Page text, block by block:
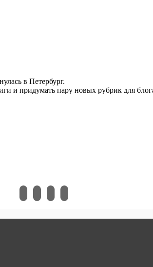
в Петербург.
и придумать пару новых рубрик для